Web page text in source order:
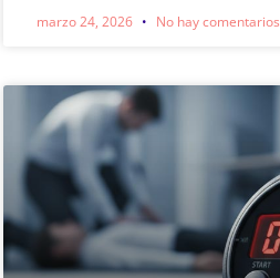
marzo 24, 2026 No hay comentarios